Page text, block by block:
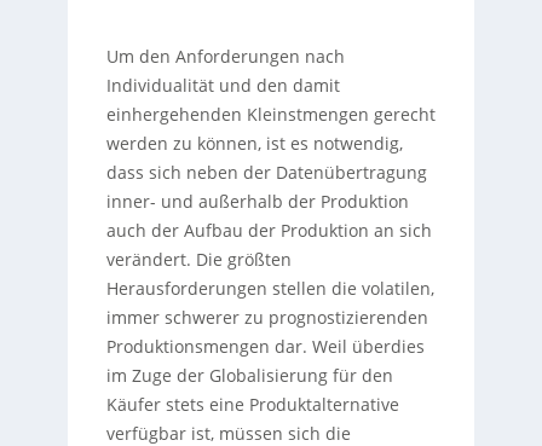
Um den Anforderungen nach
Individualität und den damit
einhergehenden Kleinstmengen gerecht
werden zu können, ist es notwendig,
dass sich neben der Datenübertragung
inner- und außerhalb der Produktion
auch der Aufbau der Produktion an sich
verändert. Die größten
Herausforderungen stellen die volatilen,
immer schwerer zu prognostizierenden
Produktionsmengen dar. Weil überdies
im Zuge der Globalisierung für den
Käufer stets eine Produktalternative
verfügbar ist, müssen sich die